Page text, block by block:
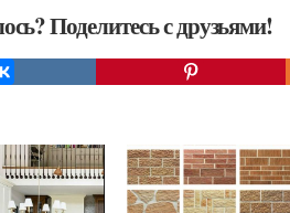
Поделитесь с друзьями!